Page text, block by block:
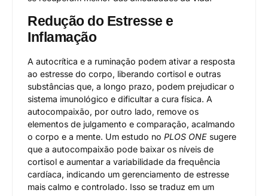
Redução do Estresse e
Inflamação
A autocrítica e a ruminação podem ativar a resposta
ao estresse do corpo, liberando cortisol e outras
substâncias que, a longo prazo, podem prejudicar o
sistema imunológico e dificultar a cura física. A
autocompaixão, por outro lado, remove os
elementos de julgamento e comparação, acalmando
o corpo e a mente. Um estudo no PLOS ONE sugere
que a autocompaixão pode baixar os níveis de
cortisol e aumentar a variabilidade da frequência
cardíaca, indicando um gerenciamento de estresse
mais calmo e controlado. Isso se traduz em um